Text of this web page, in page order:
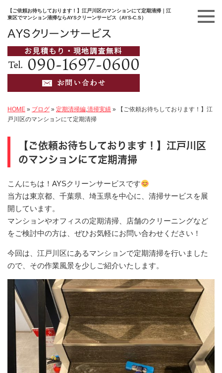
【ご依頼お待ちしております！】江戸川区のマンションにて定期清掃｜江
東区でマンション清掃ならAYSクリーンサービス（AYS-C.S）
HOME » ブログ » 定期清掃編,清掃実績 »
【ご依頼お待ちしております！】江
戸川区のマンションにて定期清掃
【ご依頼お待ちしております！】江戸川区
のマンションにて定期清掃
こんにちは！AYSクリーンサービスです
当方は東京都、千葉県、埼玉県を中心に、清掃サービスを展
開しています。
マンションやオフィスの定期清掃、店舗のクリーニングなど
をご検討中の方は、ぜひお気軽にお問い合わせください！
今回は、江戸川区にあるマンションで定期清掃を行いました
ので、その作業風景を少しご紹介いたします。